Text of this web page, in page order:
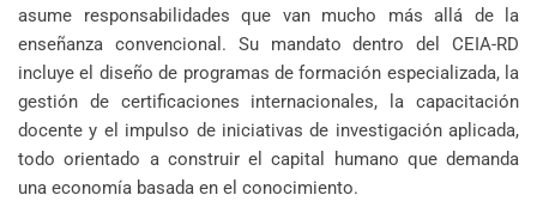
asume responsabilidades que van mucho más allá de la
enseñanza convencional. Su mandato dentro del CEIA-RD
incluye el diseño de programas de formación especializada, la
gestión de certificaciones internacionales, la capacitación
docente y el impulso de iniciativas de investigación aplicada,
todo orientado a construir el capital humano que demanda
una economía basada en el conocimiento.